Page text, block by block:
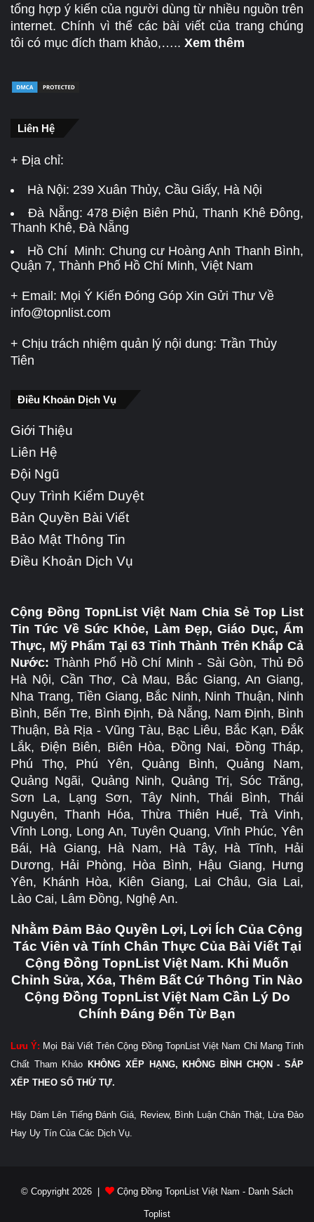
tổng hợp ý kiến của người dùng từ nhiều nguồn trên
internet. Chính vì thế các bài viết của trang chúng
tôi có mục đích tham khảo,….. Xem thêm
Liên Hệ
+ Địa chỉ:
Hà Nội: 239 Xuân Thủy, Cầu Giấy, Hà Nội
Đà Nẵng:478 Điện Biên Phủ, Thanh Khê Đông,
Thanh Khê, Đà Nẵng
Hồ Chí Minh: Chung cư Hoàng Anh Thanh Bình,
Quận 7, Thành Phố Hồ Chí Minh, Việt Nam
+ Email: Mọi Ý Kiến Đóng Góp Xin Gửi Thư Về
info@topnlist.com
+ Chịu trách nhiệm quản lý nội dung: Trần Thủy
Tiên
Điều Khoản Dịch Vụ
Giới Thiệu
Liên Hệ
Đội Ngũ
Quy Trình Kiểm Duyệt
Bản Quyền Bài Viết
Bảo Mật Thông Tin
Điều Khoản Dịch Vụ
Cộng Đồng TopnList Việt Nam Chia Sẻ Top List
Tin Tức Về Sức Khỏe, Làm Đẹp, Giáo Dục, Ẩm
Thực, Mỹ Phẩm Tại 63 Tỉnh Thành Trên Khắp Cả
Nước: Thành Phố Hồ Chí Minh - Sài Gòn, Thủ Đô
Hà Nội, Cần Thơ, Cà Mau, Bắc Giang, An Giang,
Nha Trang, Tiền Giang, Bắc Ninh, Ninh Thuận, Ninh
Bình, Bến Tre, Bình Định, Đà Nẵng, Nam Định, Bình
Thuận, Bà Rịa - Vũng Tàu, Bạc Liêu, Bắc Kạn, Đắk
Lắk, Điện Biên, Biên Hòa, Đồng Nai, Đồng Tháp,
Phú Thọ, Phú Yên, Quảng Bình, Quảng Nam,
Quảng Ngãi, Quảng Ninh, Quảng Trị, Sóc Trăng,
Sơn La, Lạng Sơn, Tây Ninh, Thái Bình, Thái
Nguyên, Thanh Hóa, Thừa Thiên Huế, Trà Vinh,
Vĩnh Long, Long An, Tuyên Quang, Vĩnh Phúc, Yên
Bái, Hà Giang, Hà Nam, Hà Tây, Hà Tĩnh, Hải
Dương, Hải Phòng, Hòa Bình, Hậu Giang, Hưng
Yên, Khánh Hòa, Kiên Giang, Lai Châu, Gia Lai,
Lào Cai, Lâm Đồng, Nghệ An.
Nhằm Đảm Bảo Quyền Lợi, Lợi Ích Của Cộng
Tác Viên và Tính Chân Thực Của Bài Viết Tại
Cộng Đồng TopnList Việt Nam. Khi Muốn
Chỉnh Sửa, Xóa, Thêm Bất Cứ Thông Tin Nào
Cộng Đồng TopnList Việt Nam Cần Lý Do
Chính Đáng Đến Từ Bạn
Lưu Ý: Mọi Bài Viết Trên Cộng Đồng TopnList Việt Nam Chỉ Mang Tính
Chất Tham KhảoKHÔNG XẾP HẠNG, KHÔNG BÌNH CHỌN - SẮP
XẾP THEO SỐ THỨ TỰ.
Hãy Dám Lên Tiếng Đánh Giá, Review, Bình Luận Chân Thật, Lừa Đảo
Hay Uy Tín Của Các Dịch Vụ.
© Copyright 2026 | Cộng Đồng TopnList Việt Nam - Danh Sách
Toplist